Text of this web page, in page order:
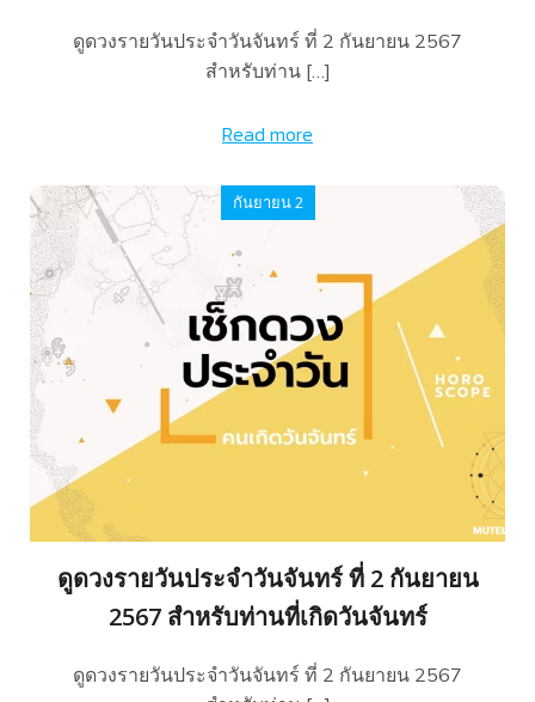
ดูดวงรายวันประจำวันจันทร์ ที่ 2 กันยายน 2567
สำหรับท่าน […]
Read more
กันยายน 2
ดูดวงรายวันประจำวันจันทร์ ที่ 2 กันยายน
2567 สำหรับท่านที่เกิดวันจันทร์
ดูดวงรายวันประจำวันจันทร์ ที่ 2 กันยายน 2567